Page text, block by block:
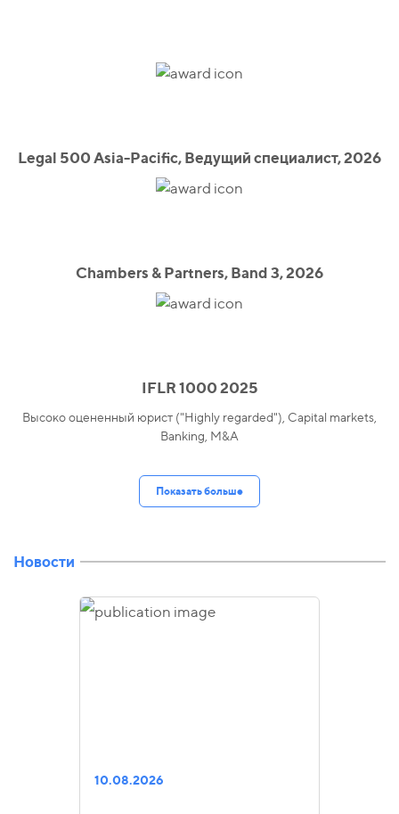
Legal 500 Asia-Pacific, Ведущий специалист, 2026
Chambers & Partners, Band 3, 2026
IFLR 1000 2025
Высоко оцененный юрист ("Highly regarded"), Capital markets,
Banking, M&A
Показать больше
Новости
10.08.2026